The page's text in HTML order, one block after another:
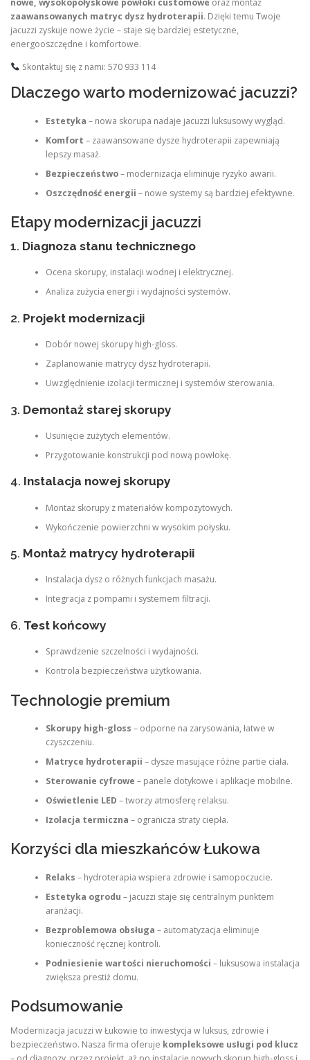
nowe, wysokopołyskowe powłoki customowe oraz montaż
zaawansowanych matryc dysz hydroterapii. Dzięki temu Twoje
jacuzzi zyskuje nowe życie – staje się bardziej estetyczne,
energooszczędne i komfortowe.
Skontaktuj się z nami: 570 933 114
Dlaczego warto modernizować jacuzzi?
Estetyka – nowa skorupa nadaje jacuzzi luksusowy wygląd.
Komfort – zaawansowane dysze hydroterapii zapewniają
lepszy masaż.
Bezpieczeństwo– modernizacja eliminuje ryzyko awarii.
Oszczędność energii – nowe systemy są bardziej efektywne.
Etapy modernizacji jacuzzi
1. Diagnoza stanu technicznego
Ocena skorupy, instalacji wodnej i elektrycznej.
Analiza zużycia energii i wydajności systemów.
2. Projekt modernizacji
Dobór nowej skorupy high-gloss.
Zaplanowanie matrycy dysz hydroterapii.
Uwzględnienie izolacji termicznej i systemów sterowania.
3. Demontaż starej skorupy
Usunięcie zużytych elementów.
Przygotowanie konstrukcji pod nową powłokę.
4. Instalacja nowej skorupy
Montaż skorupy z materiałów kompozytowych.
Wykończenie powierzchni w wysokim połysku.
5. Montaż matrycy hydroterapii
Instalacja dysz o różnych funkcjach masażu.
Integracja z pompami i systemem filtracji.
6. Test końcowy
Sprawdzenie szczelności i wydajności.
Kontrola bezpieczeństwa użytkowania.
Technologie premium
Skorupy high-gloss – odporne na zarysowania, łatwe w
czyszczeniu.
Matryce hydroterapii – dysze masujące różne partie ciała.
Sterowanie cyfrowe – panele dotykowe i aplikacje mobilne.
Oświetlenie LED – tworzy atmosferę relaksu.
Izolacja termiczna – ogranicza straty ciepła.
Korzyści dla mieszkańców Łukowa
Relaks – hydroterapia wspiera zdrowie i samopoczucie.
Estetyka ogrodu – jacuzzi staje się centralnym punktem
aranżacji.
Bezproblemowa obsługa – automatyzacja eliminuje
konieczność ręcznej kontroli.
Podniesienie wartości nieruchomości – luksusowa instalacja
zwiększa prestiż domu.
Podsumowanie
Modernizacja jacuzzi w Łukowie to inwestycja w luksus, zdrowie i
bezpieczeństwo. Nasza firma oferuje kompleksowe usługi pod klucz